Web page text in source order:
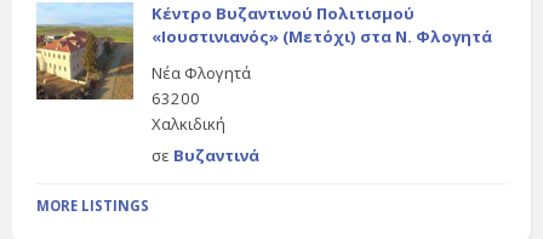
Κέντρο Βυζαντινού Πολιτισμού
«Ιουστινιανός» (Μετόχι) στα Ν. Φλογητά
Νέα Φλογητά
63200
Χαλκιδική
σε Βυζαντινά
MORE LISTINGS